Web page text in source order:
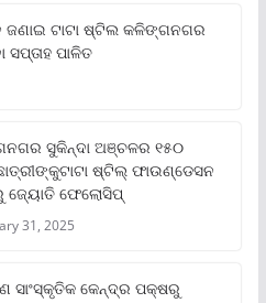
ଜଣାଇ ଟାଟା ଷ୍ଟିଲ କଳିଙ୍ଗନଗର
ପାଳିତ
ସୁକିନ୍ଦା ଅଞ୍ଚଳର ୧୫୦
ଷ୍ଟିଲ୍ ଫାଉଣ୍ଡେସନ
ଜ୍ୟୋତି ଫେଲୋସିପ୍‌
31, 2025
ସାଂସ୍କୃତିକ କେନ୍ଦ୍ର ପକ୍ଷରୁ